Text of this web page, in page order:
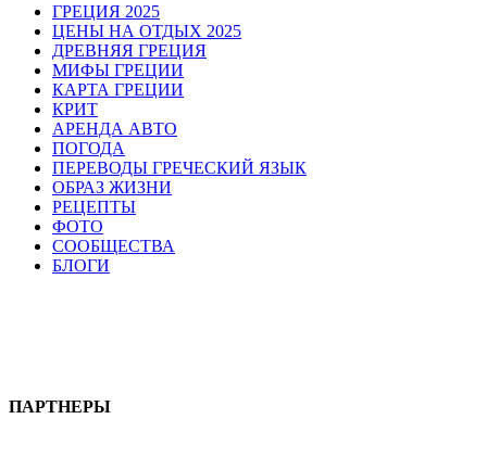
ГРЕЦИЯ 2025
ЦЕНЫ НА ОТДЫХ 2025
ДРЕВНЯЯ ГРЕЦИЯ
МИФЫ ГРЕЦИИ
КАРТА ГРЕЦИИ
КРИТ
АРЕНДА АВТО
ПОГОДА
ПЕРЕВОДЫ ГРЕЧЕСКИЙ ЯЗЫК
ОБРАЗ ЖИЗНИ
РЕЦЕПТЫ
ФОТО
СООБЩЕСТВА
БЛОГИ
ПАРТНЕРЫ